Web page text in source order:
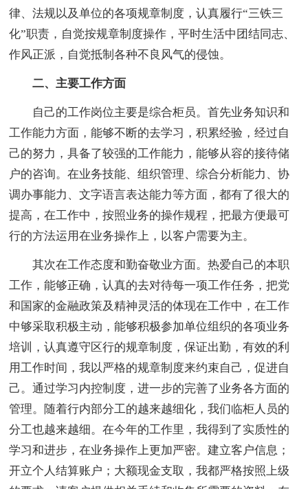
律、法规以及单位的各项规章制度，认真履行“三铁三
化”职责，自觉按规章制度操作，平时生活中团结同志、
作风正派，自觉抵制各种不良风气的侵蚀。
二、主要工作方面
自己的工作岗位主要是综合柜员。首先业务知识和
工作能力方面，能够不断的去学习，积累经验，经过自
己的努力，具备了较强的工作能力，能够从容的接待储
户的咨询。在业务技能、组织管理、综合分析能力、协
调办事能力、文字语言表达能力等方面，都有了很大的
提高，在工作中，按照业务的操作规程，把最方便最可
行的方法运用在业务操作上，以客户需要为主。
其次在工作态度和勤奋敬业方面。热爱自己的本职
工作，能够正确，认真的去对待每一项工作任务，把党
和国家的金融政策及精神灵活的体现在工作中，在工作
中够采取积极主动，能够积极参加单位组织的各项业务
培训，认真遵守区行的规章制度，保证出勤，有效的利
用工作时间，我以严格的规章制度来约束自己，促进自
己。通过学习内控制度，进一步的完善了业务各方面的
管理。随着行内部分工的越来越细化，我们临柜人员的
分工也越来越细。在今年的工作里，我得到了实质性的
学习和进步，在业务操作上更加严密。建立客户信息；
开立个人结算账户；大额现金支取，我都严格按照上级